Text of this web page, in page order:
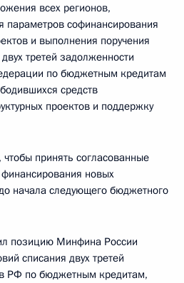
всех регионов,
параметров софинансирования
и выполнения поручения
третей задолженности
по бюджетным кредитам
средств
проектов и поддержку
принять согласованные
новых
начала следующего бюджетного
позицию Минфина России
списания двух третей
РФ по бюджетным кредитам,